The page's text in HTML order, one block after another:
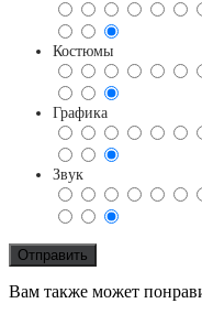
Костюмы
Графика
Звук
Вам также может